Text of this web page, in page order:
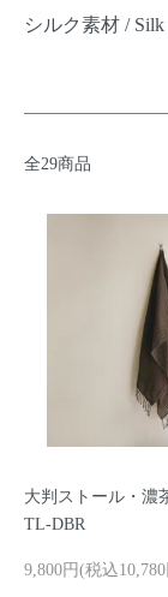
シルク素材 / Silk
全29商品
大判ストール・
TL-DBR
9,800円(税込